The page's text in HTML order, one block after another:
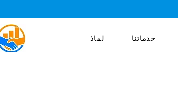
لماذا خدماتنا